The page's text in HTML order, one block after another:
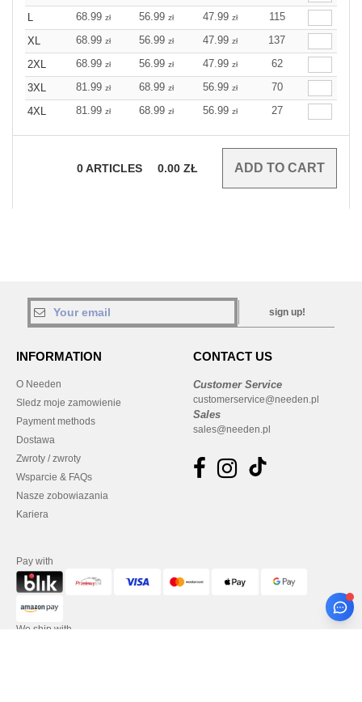
L
68.99 zł 56.99 zł 47.99 zł
115
XL
68.99 zł 56.99 zł 47.99 zł
137
2XL
68.99 zł 56.99 zł 47.99 zł
62
3XL
81.99 zł 68.99 zł 56.99 zł
70
4XL
81.99 zł 68.99 zł 56.99 zł 27
0ARTICLES 0.00 ZŁ
sign up!
INFORMATION
O Needen
Sledz moje zamowienie
Payment methods
Dostawa
Zwroty / zwroty
Wsparcie & FAQs
Nasze zobowiazania
Kariera
CONTACT US
Customer Service
customerservice@needen.pl
Sales
sales@needen.pl
Pay with
We ship with